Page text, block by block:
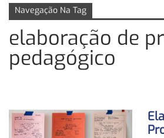
Navegação Na Tag
elaboração de
pedagógico